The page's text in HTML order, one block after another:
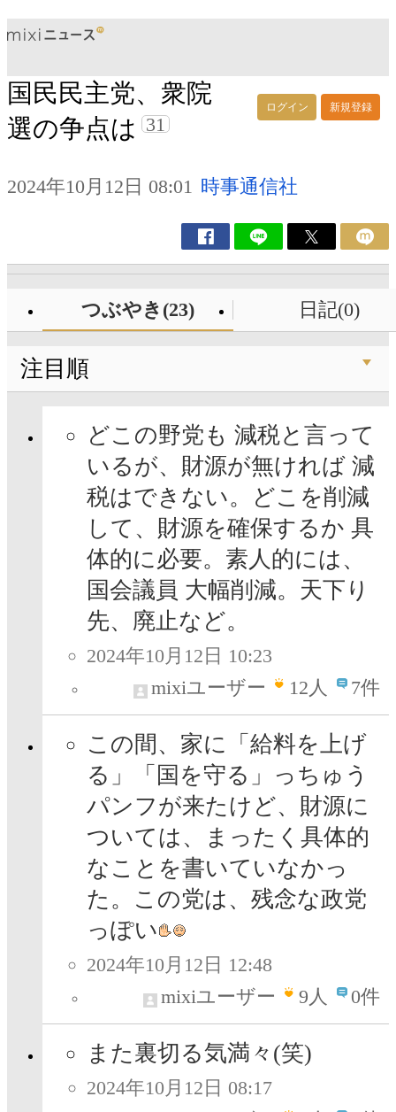
ログイン 新規登録
国民民主党、衆院
選の争点は 31
2024年10月12日 08:01 時事通信社
つぶやき(23) 日記(0)
注目順
どこの野党も 減税と言って
いるが、財源が無ければ 減
税はできない。どこを削減
して、財源を確保するか 具
体的に必要。素人的には、
国会議員 大幅削減。天下り
先、廃止など。
2024年10月12日 10:23
mixiユーザー
12人 7件
この間、家に「給料を上げ
る」「国を守る」っちゅう
パンフが来たけど、財源に
ついては、まったく具体的
なことを書いていなかっ
た。この党は、残念な政党
っぽい
2024年10月12日 12:48
mixiユーザー
9人 0件
また裏切る気満々(笑)
2024年10月12日 08:17